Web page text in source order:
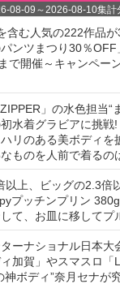
08-09 ～2026-08-10集計
含む人気の222作品
ンツまつり30％OFF
で開催～キャンペー
ZIPPER」の水色担当“
水着グラビアに挑戦
リのある美ボディを
ものを人前で着るの
以上、ビッグの2.3倍
プッチンプリン
て、お皿に移してプ
ーナショナル日本大
加賀」やスマスロ「
神ボディ”奈月セナが